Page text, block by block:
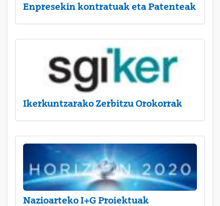
Enpresekin kontratuak eta Patenteak
Ikerkuntzarako Zerbitzu Orokorrak
Nazioarteko I+G Proiektuak